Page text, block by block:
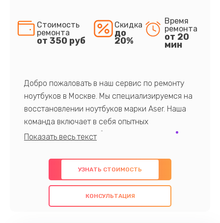
Стоимость
ремонта
от 350 руб
Скидка
до
20%
Время
ремонта
от 20
мин
Добро пожаловать в наш сервис по ремонту
ноутбуков в Москве. Мы специализируемся на
восстановлении ноутбуков марки Aser. Наша
команда включает в себя опытных
профессионалов с обширными знаниями и
предлагаем быстрый и качественный ремонт с
использованием оригинальных компонентов, а
также гарантируем качество всех
проведенных работ. Наша цель - предоставить
УЗНАТЬ СТОИМОСТЬ
КОНСУЛЬТАЦИЯ